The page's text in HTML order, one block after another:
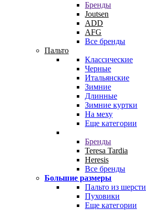
Бренды
Joutsen
ADD
AFG
Все бренды
Пальто
Классические
Черные
Итальянские
Зимние
Длинные
Зимние куртки
На меху
Еще категории
Бренды
Teresa Tardia
Heresis
Все бренды
Большие размеры
Пальто из шерсти
Пуховики
Еще категории